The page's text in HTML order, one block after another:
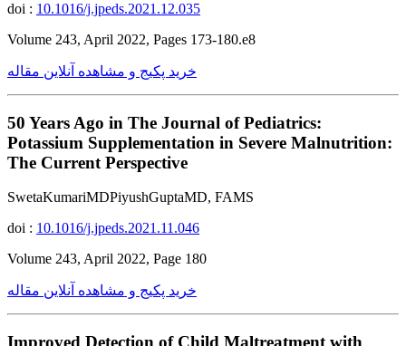
doi : 10.1016/j.jpeds.2021.12.035
Volume 243, April 2022, Pages 173-180.e8
خرید پکیج و مشاهده آنلاین مقاله
50 Years Ago in The Journal of Pediatrics:
Potassium Supplementation in Severe Malnutrition:
The Current Perspective
SwetaKumariMDPiyushGuptaMD, FAMS
doi : 10.1016/j.jpeds.2021.11.046
Volume 243, April 2022, Page 180
خرید پکیج و مشاهده آنلاین مقاله
Improved Detection of Child Maltreatment with